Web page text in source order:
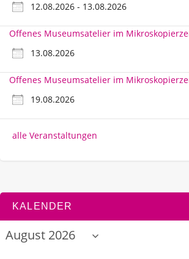
12.08.2026 - 13.08.2026
Offenes Museumsatelier im
13.08.2026
Offenes Museumsatelier im
19.08.2026
alle Veranstaltungen
KALENDER